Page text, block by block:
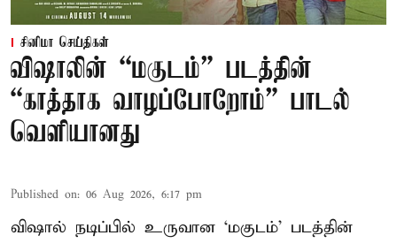
சினிமா செய்திகள்
விஷாலின் “மகுடம்” படத்தின்
“காத்தாக வாழப்போறோம்” பாடல்
வெளியானது
Published on: 06 Aug 2026, 6:17 pm
விஷால் நடிப்பில் உருவான ‘மகுடம்’ படத்தின்